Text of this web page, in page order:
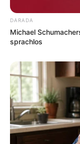
DARADA
Michael
sprachlos